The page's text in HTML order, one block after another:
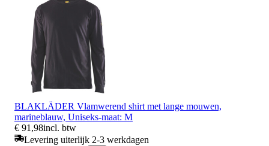
BLAKLÄDER Vlamwerend shirt met lange mouwen,
marineblauw, Uniseks-maat: M
€ 91,98incl. btw
Levering uiterlijk 2-3 werkdagen